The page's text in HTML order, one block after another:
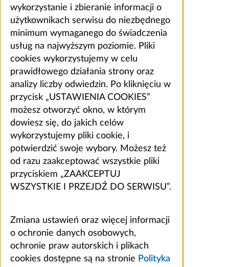
wykorzystanie i zbieranie informacji o
użytkownikach serwisu do niezbędnego
minimum wymaganego do świadczenia
usług na najwyższym poziomie. Pliki
cookies wykorzystujemy w celu
prawidłowego działania strony oraz
analizy liczby odwiedzin. Po kliknięciu w
przycisk „USTAWIENIA COOKIES”
możesz otworzyć okno, w którym
dowiesz się, do jakich celów
wykorzystujemy pliki cookie, i
potwierdzić swoje wybory. Możesz też
od razu zaakceptować wszystkie pliki
przyciskiem „ZAAKCEPTUJ
WSZYSTKIE I PRZEJDŹ DO SERWISU”.
Zmiana ustawień oraz więcej informacji
o ochronie danych osobowych,
ochronie praw autorskich i plikach
cookies dostępne są na stronie Polityka